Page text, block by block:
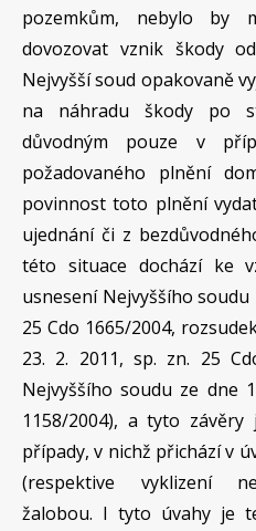
pozemkům, nebylo by
dovozovat vznik škody
Nejvyšší soud opakovaně
na náhradu škody po
důvodným pouze v
požadovaného plnění
povinnost toto plnění
ujednání či z
této situace dochází ke
usnesení Nejvyššího soudu
25 Cdo 1665/2004,
23. 2. 2011, sp. zn. 25
Nejvyššího soudu ze dne
1158/2004), a tyto
případy, v nichž přichází v
(respektive vyklizení
žalobou. I tyto úvahy je